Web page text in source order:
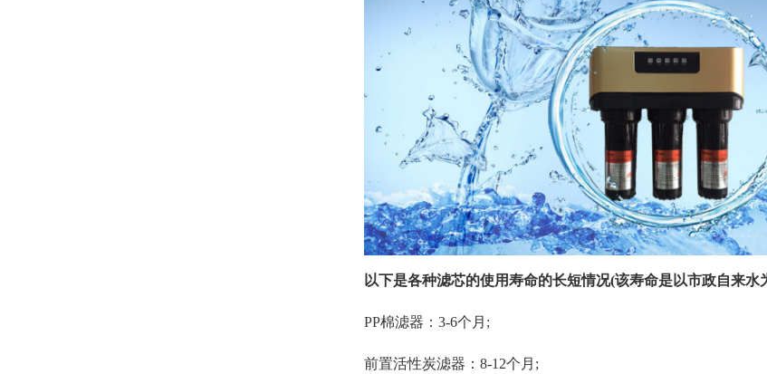
以下是各种滤芯的使用寿命的长短情况(该寿命是以市政自来水
PP棉滤器：3-6个月;
前置活性炭滤器：8-12个月;